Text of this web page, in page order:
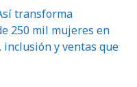
transforma
250 mil mujeres en
inclusión y ventas que